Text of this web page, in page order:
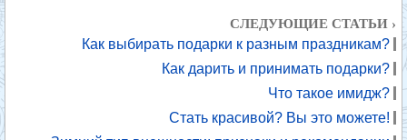
СЛЕДУЮЩИЕ СТАТЬИ ›
Как выбирать подарки к разным праздникам?
Как дарить и принимать подарки?
Что такое имидж?
Стать красивой? Вы это можете!